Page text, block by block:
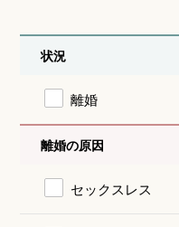
状況
離婚
離婚の原因
セックスレス